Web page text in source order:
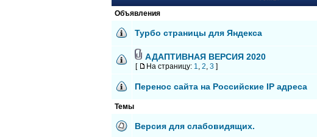
Объявления
Турбо страницы для Яндекса
АДАПТИВНАЯ ВЕРСИЯ 2020
[ На страницу: 1, 2, 3 ]
Перенос сайта на Российские IP адреса
Темы
Версия для слабовидящих.